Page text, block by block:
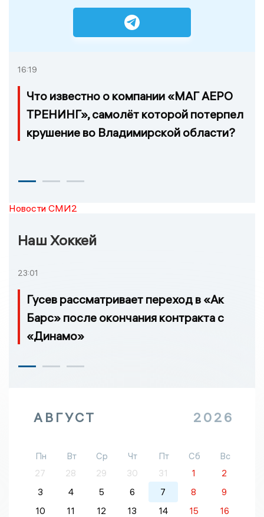
16:19
Что известно о компании «МАГ АЕРО
ТРЕНИНГ», самолёт которой потерпел
крушение во Владимирской области?
Новости СМИ2
Наш Хоккей
23:01
Гусев рассматривает переход в «Ак
Барс» после окончания контракта с
«Динамо»
АВГУСТ 2026
Пн Вт Ср Чт Пт Сб
Вс
27
28 29 30 31 1
2
3
4 5 6 7 8
9
10
11 12 13 14 15
16